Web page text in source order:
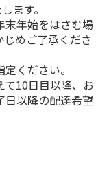
ます。
年始をはさむ場
めご了承くださ
ください。
10日目以降、お
日以降の配達希望